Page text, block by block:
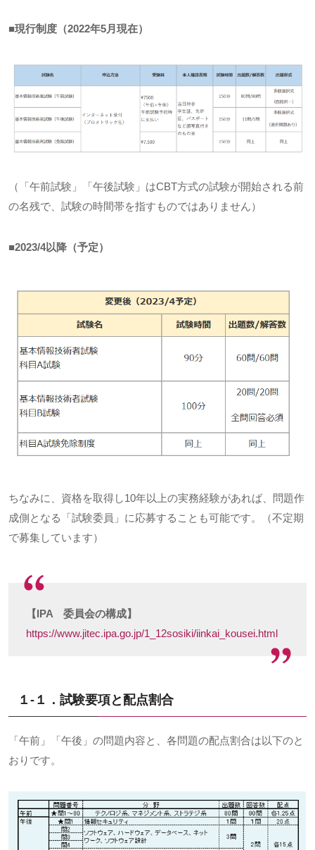
■現行制度（2022年5月現在）
（「午前試験」「午後試験」はCBT方式の試験が開始される前
の名残で、試験の時間帯を指すものではありません）
■2023/4以降（予定）
ちなみに、資格を取得し10年以上の実務経験があれば、問題作
成側となる「試験委員」に応募することも可能です。（不定期
で募集しています）
【IPA 委員会の構成】
https://www.jitec.ipa.go.jp/1_12sosiki/iinkai_kousei.html
１-１．試験要項と配点割合
「午前」「午後」の問題内容と、各問題の配点割合は以下のと
おりです。